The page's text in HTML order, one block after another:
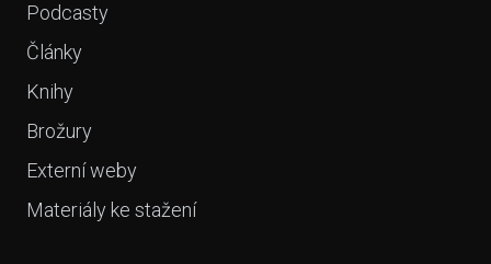
Podcasty
Články
Knihy
Brožury
Externí weby
Materiály ke stažení